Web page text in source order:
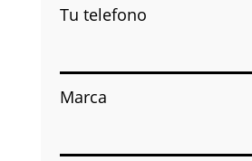
Tu telefono
Marca